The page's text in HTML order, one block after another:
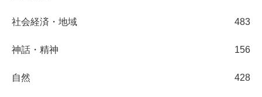
社会経済・地域 483
神話・精神 156
自然 428